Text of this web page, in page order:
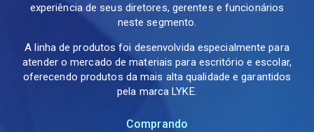
experiência de seus diretores, gerentes e funcionários
neste segmento.
A linha de produtos foi desenvolvida especialmente para
atender o mercado de materiais para escritório e escolar,
oferecendo produtos da mais alta qualidade e garantidos
pela marca LYKE.
Comprando